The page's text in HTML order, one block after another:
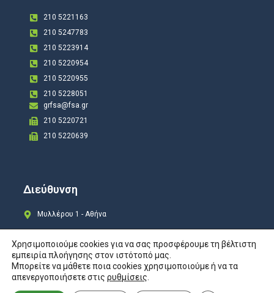
210 5221163
210 5247783
210 5223914
210 5220954
210 5220955
210 5228051
grfsa@fsa.gr
210 5220721
210 5220639
Διεύθυνση
Μυλλέρου 1 - Αθήνα
Copyright © 2024 All rights Reserved. Design byCOSMOTE New Site4U
Χρησιμοποιούμε cookies για να σας προσφέρουμε τη βέλτιστη
εμπειρία πλοήγησης στον ιστότοπό μας.
Μπορείτε να μάθετε ποια cookies χρησιμοποιούμε ή να τα
απενεργοποιήσετε στις ρυθμίσεις